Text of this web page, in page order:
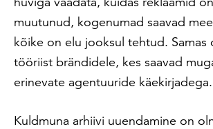
muutunud, kogenumad saavad
kõike on elu jooksul tehtud. Samas
tööriist brändidele, kes saavad
erinevate agentuuride käekirjadega.
Kuldmuna arhiivi uuendamine on